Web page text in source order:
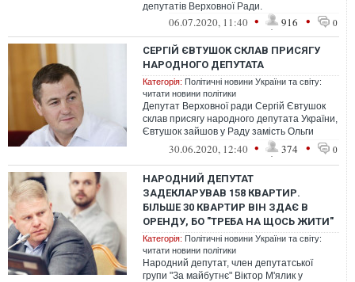
депутатів Верховної Ради.
06.07.2020, 11:40 • 916 • 0
СЕРГІЙ ЄВТУШОК СКЛАВ ПРИСЯГУ
НАРОДНОГО ДЕПУТАТА
Категорія: Політичні новини України та світу:
читати новини політики
Депутат Верховної ради Сергій Євтушок
склав присягу народного депутата України,
Євтушок зайшов у Раду замість Ольги
Бєлькової30.06.2020, 12:40 • 374 • 0
НАРОДНИЙ ДЕПУТАТ
ЗАДЕКЛАРУВАВ 158 КВАРТИР.
БІЛЬШЕ 30 КВАРТИР ВІН ЗДАЄ В
ОРЕНДУ, БО "ТРЕБА НА ЩОСЬ ЖИТИ"
Категорія: Політичні новини України та світу:
читати новини політики
Народний депутат, член депутатської
групи "За майбутнє" Віктор М'ялик у